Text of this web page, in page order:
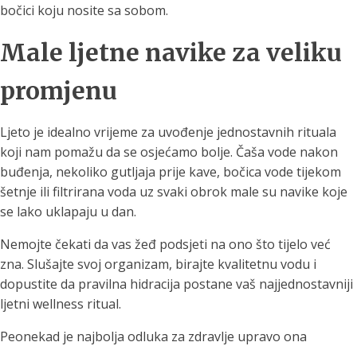
bočici koju nosite sa sobom.
Male ljetne navike za veliku
promjenu
Ljeto je idealno vrijeme za uvođenje jednostavnih rituala
koji nam pomažu da se osjećamo bolje. Čaša vode nakon
buđenja, nekoliko gutljaja prije kave, bočica vode tijekom
šetnje ili filtrirana voda uz svaki obrok male su navike koje
se lako uklapaju u dan.
Nemojte čekati da vas žeđ podsjeti na ono što tijelo već
zna. Slušajte svoj organizam, birajte kvalitetnu vodu i
dopustite da pravilna hidracija postane vaš najjednostavniji
ljetni wellness ritual.
Peonekad je najbolja odluka za zdravlje upravo ona